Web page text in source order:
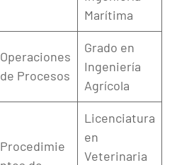
Marítima
Operaciones
de Procesos
Grado en
Ingeniería
Agrícola
Procedimie
Licenciatura
en
Veterinaria